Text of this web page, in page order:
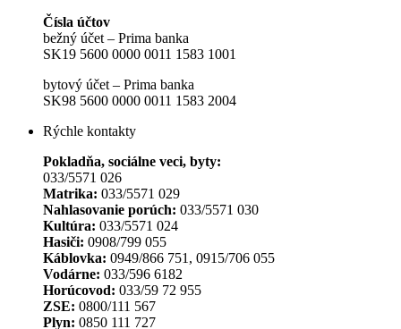
Čísla účtov
bežný účet – Prima banka
SK19 5600 0000 0011 1583 1001
bytový účet – Prima banka
SK98 5600 0000 0011 1583 2004
Rýchle kontakty
Pokladňa, sociálne veci, byty:
033/5571 026
Matrika: 033/5571 029
Nahlasovanie porúch: 033/5571 030
Kultúra: 033/5571 024
Hasiči: 0908/799 055
Káblovka: 0949/866 751, 0915/706 055
Vodárne: 033/596 6182
Horúcovod: 033/59 72 955
ZSE: 0800/111 567
Plyn: 0850 111 727